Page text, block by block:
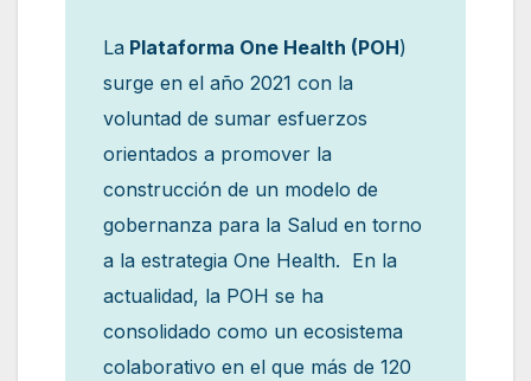
La Plataforma One Health (POH)
surge en el año 2021 con la
voluntad de sumar esfuerzos
orientados a promover la
construcción de un modelo de
gobernanza para la Salud en torno
a la estrategia One Health. En la
actualidad, la POH se ha
consolidado como un ecosistema
colaborativo en el que más de 120